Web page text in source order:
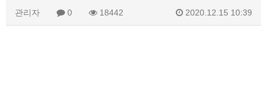
관리자 0 18442 2020.12.15 10:39